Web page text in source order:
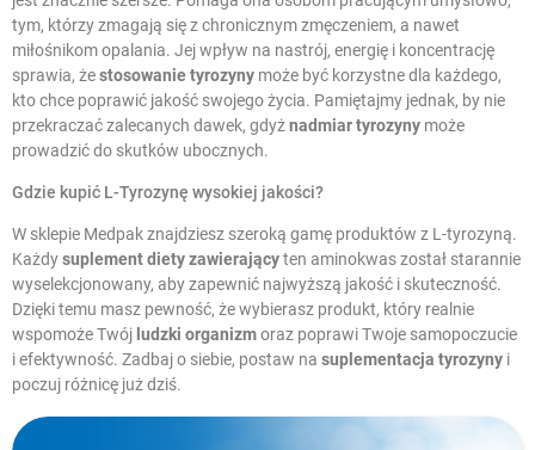
tym, którzy zmagają się z chronicznym zmęczeniem, a nawet
miłośnikom opalania. Jej wpływ na nastrój, energię i koncentrację
sprawia, żestosowanie tyrozyny może być korzystne dla każdego,
kto chce poprawić jakość swojego życia. Pamiętajmy jednak, by nie
przekraczać zalecanych dawek, gdyżnadmiar tyrozyny może
prowadzić do skutków ubocznych.
Gdzie kupić L-Tyrozynę wysokiej jakości?
W sklepie Medpak znajdziesz szeroką gamę produktów z L-tyrozyną.
Każdysuplement diety zawierającyten aminokwas został starannie
wyselekcjonowany, aby zapewnić najwyższą jakość i skuteczność.
Dzięki temu masz pewność, że wybierasz produkt, który realnie
wspomoże Twój ludzki organizmoraz poprawi Twoje samopoczucie
i efektywność. Zadbaj o siebie, postaw na suplementacja tyrozyny i
poczuj różnicę już dziś.